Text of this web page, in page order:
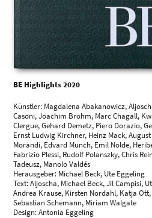
BE Highlights 2020
Künstler: Magdalena Abakanowicz,
Casoni, Joachim Brohm, Marc Chagall,
Clergue, Gehard Demetz, Piero Dorazio,
Ernst Ludwig Kirchner, Heinz Mack,
Morandi, Edvard Munch, Emil Nolde,
Fabrizio Plessi, Rudolf Polanszky, Chris
Tadeusz, Manolo Valdés
Herausgeber: Michael Beck, Ute Eggeling
Text: Aljoscha, Michael Beck, Jil Campisi,
Andrea Krause, Kirsten Nordahl, Katja
Sebastian Schemann, Miriam Walgate
Design: Antonia Eggeling